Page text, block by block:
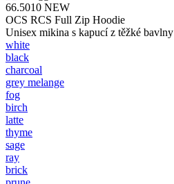
66.5010 NEW
OCS RCS Full Zip Hoodie
Unisex mikina s kapucí z těžké bavlny
white
black
charcoal
grey melange
fog
birch
latte
thyme
sage
ray
brick